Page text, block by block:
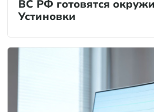
ВС РФ готовятся
Устиновки